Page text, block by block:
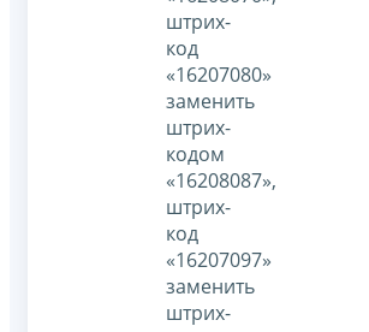
штрих-
код
«16207080»
заменить
штрих-
кодом
«16208087»,
штрих-
код
«16207097»
заменить
штрих-